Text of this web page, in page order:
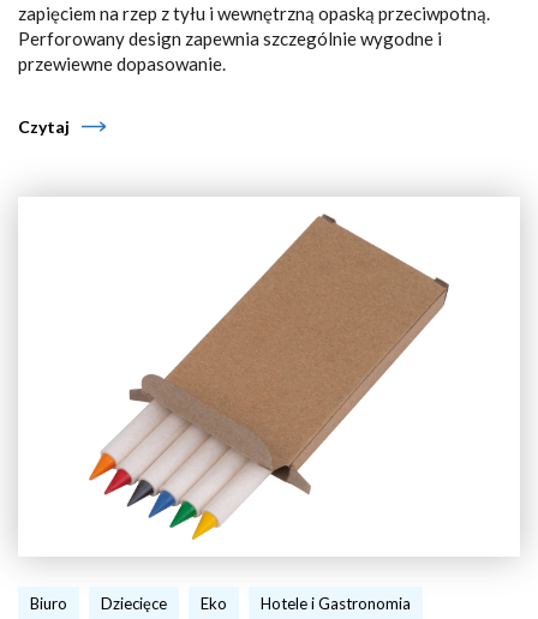
zapięciem na rzep z tyłu i wewnętrzną opaską przeciwpotną.
Perforowany design zapewnia szczególnie wygodne i
przewiewne dopasowanie.
Czytaj
Biuro Dziecięce Eko
Hotele i Gastronomia